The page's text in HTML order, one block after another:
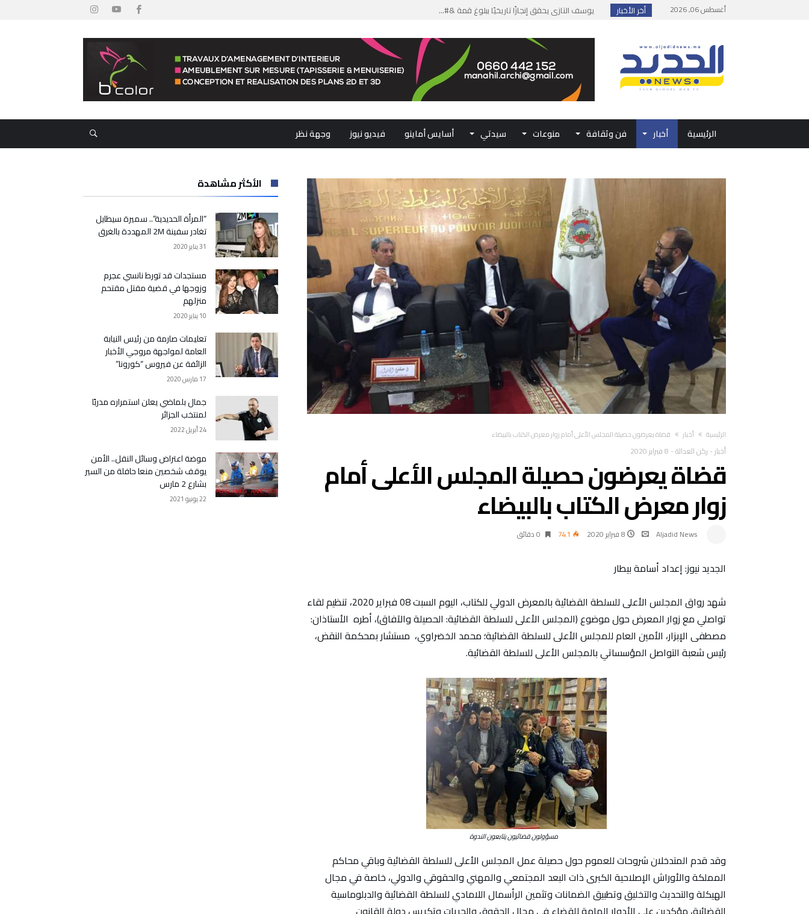
أغسطس 06, 2026 أخر الأخبار
إطلاق حصة إضافية من الدعم الاستثنائي لمهنيي ال...
بلاغ من الديوان الملكي...
حفل الولاء بتطوان.. ممثلو جهات المملكة يجددون ...
الرئيسية أخبار فن وثقافة منوعات سيدتي أسايس أماينو فيديو نيوز وجهة نظر
‫الرئيسية‬ أخبار قضاة يعرضون حصيلة المجلس الأعلى أمام زوار معرض الكتاب بالبيضاء
أخبار- ركن العدالة- 8 فبراير 2020
قضاة يعرضون حصيلة المجلس الأعلى أمام
زوار معرض الكتاب بالبيضاء
Aljadid News 8 فبراير 2020 741 0 ‫دقائق‬
الجديد نيوز: إعداد أسامة بيطار
شهد رواق المجلس الأعلى للسلطة القضائية بالمعرض الدولي للكتاب، اليوم السبت 08 فبراير 2020، تنظيم لقاء
تواصلي مع زوار المعرض حول موضوع (المجلس الأعلى للسلطة القضائية: الحصيلة والآفاق)، أطره الأستاذان:
مصطفى الإبزار، الأمين العام للمجلس الأعلى للسلطة القضائية؛ محمد الخضراوي، مستشار بمحكمة النقض،
رئيس شعبة التواصل المؤسساتي بالمجلس الأعلى للسلطة القضائية.
مسؤولون قضائيون يتابعون الندوة
وقد قدم المتدخلان شروحات للعموم حول حصيلة عمل المجلس الأعلى للسلطة القضائية وباقي محاكم
المملكة والأوراش الإصلاحية الكبرى ذات البعد المجتمعي والمهني والحقوقي والدولي، خاصة في مجال
الهيكلة والتحديث والتخليق وتطبيق الضمانات وتثمين الرأسمال اللامادي للسلطة القضائية والدبلوماسية
الأكثر مشاهدة
“المرأة الحديدية”.. سميرة سيطايل
تغادر سفينة 2M المهددة بالغرق
31 يناير 2020
مستجدات قد تورط نانسي عجرم
وزوجها في قضية مقتل مقتحم
منزلهم
10 يناير 2020
تعليمات صارمة من رئيس النيابة
العامة لمواجهة مروجي الأخبار
الزائفة عن فيروس “كورونا”
17 مارس 2020
جمال بلماضي يعلن استمراره مدربًا
لمنتخب الجزائر
24 أبريل 2022
موضة اعتراض وسائل النقل.. الأمن
يوقف شخصين منعا حافلة من السير
بشارع 2 مارس
22 يونيو 2021